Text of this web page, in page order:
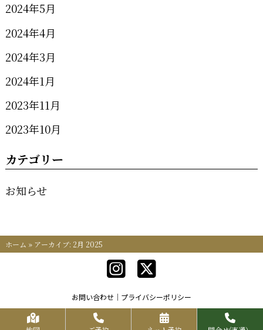
2024年5月
2024年4月
2024年3月
2024年1月
2023年11月
2023年10月
カテゴリー
お知らせ
ホーム » アーカイブ: 2月 2025
お問い合わせ プライバシーポリシー
Copyrights KR FOOD SERVICE All Rights Reserved.